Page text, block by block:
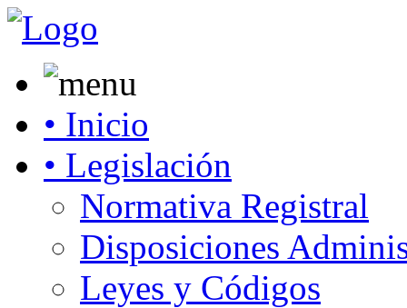
• Inicio
• Legislación
Normativa Registral
Disposiciones
Leyes y Códigos